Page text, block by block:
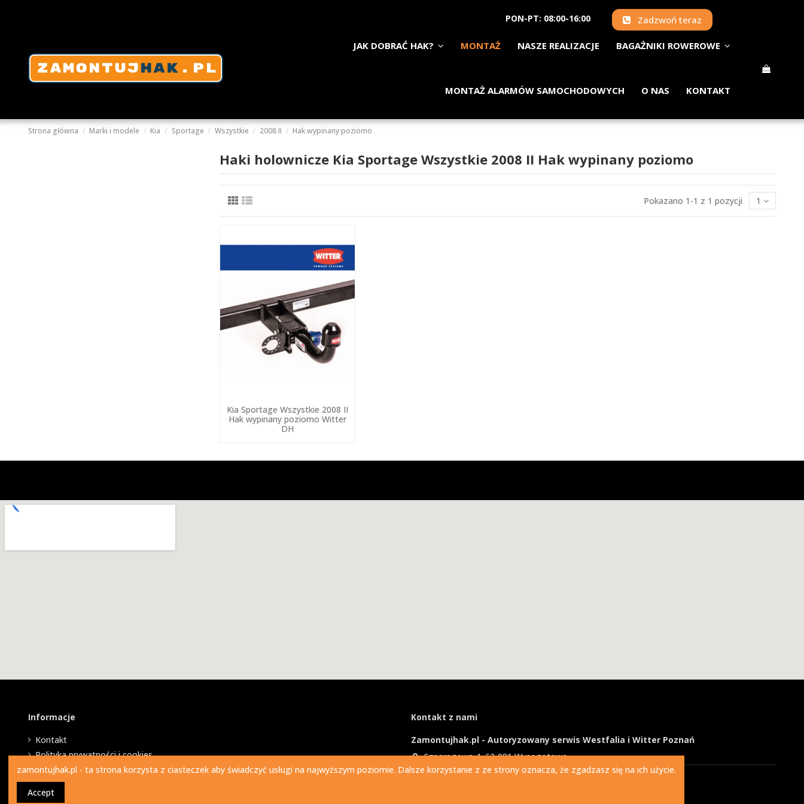
PON-PT: 08:00-16:00 Zadzwoń teraz
JAK DOBRAĆ HAK? MONTAŻ NASZE REALIZACJE BAGAŻNIKI ROWEROWE
MONTAŻ ALARMÓW SAMOCHODOWYCH O NAS KONTAKT
Strona główna Marki i modele Kia Sportage Wszystkie 2008 II Hak wypinany poziomo
Haki holownicze Kia Sportage Wszystkie 2008 II Hak wypinany poziomo
Pokazano 1-1 z 1 pozycji 1
Kia Sportage Wszystkie 2008 II
Hak wypinany poziomo Witter
DH
Informacje
Kontakt
Polityka prywatności i cookies
Kontakt z nami
Zamontujhak.pl - Autoryzowany serwis Westfalia i Witter Poznań
Szparagowa 4, 62-081 Wysogotowo
730 037 037
zamontujhak.pl - ta strona korzysta z ciasteczek aby świadczyć usługi na najwyższym poziomie. Dalsze korzystanie z ze strony oznacza, że zgadzasz się na ich użycie.
Accept